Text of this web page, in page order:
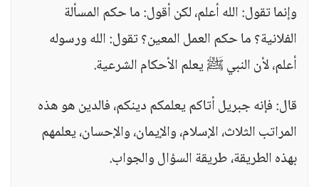
وإنما تقول: الله أعلم، لكن أقول: ما حكم المسألة
الفلانية؟ ما حكم العمل المعين؟ تقول: الله ورسوله
أعلم، لأن النبي ﷺ يعلم الأحكام الشرعية.
قال: فإنه جبريل أتاكم يعلمكم دينكم، فالدين هو هذه
المراتب الثلاث، الإسلام، والإيمان، والإحسان، يعلمهم
بهذه الطريقة، طريقة السؤال والجواب.